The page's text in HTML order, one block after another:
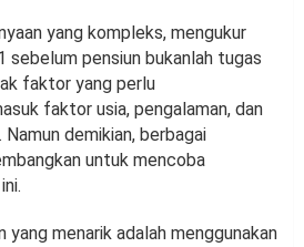
yang kompleks, mengukur
sebelum pensiun bukanlah tugas
faktor yang perlu
faktor usia, pengalaman, dan
demikian, berbagai
untuk mencoba
menarik adalah menggunakan